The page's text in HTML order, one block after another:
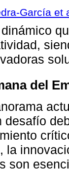
García et
del
desafío
la
son